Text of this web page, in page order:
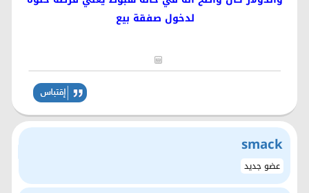
لدخول صفقة بيع
smack
عضو جديد